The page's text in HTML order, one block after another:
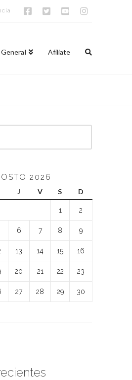
Afíliate
2026
J V S D
1 2
6 7 8 9
13 14 15 16
20 21 22 23
27 28 29 30